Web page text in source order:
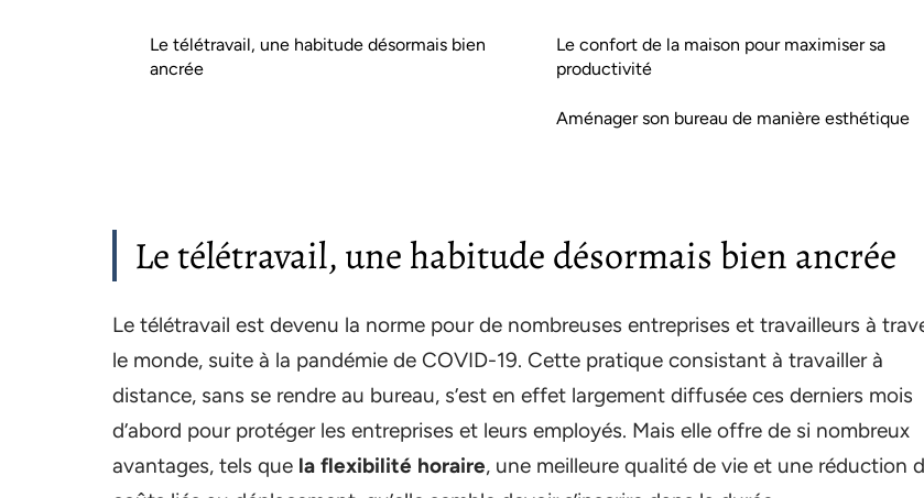
Le télétravail, une habitude désormais bien
ancrée
Le confort de la maison pour maximiser sa
productivité
Aménager son bureau de manière esthétique
Le télétravail, une habitude désormais bien ancrée
Le télétravail est devenu la norme pour de nombreuses entreprises et travailleurs à
le monde, suite à la pandémie de COVID-19. Cette pratique consistant à travailler à
distance, sans se rendre au bureau, s’est en effet largement diffusée ces derniers mois
d’abord pour protéger les entreprises et leurs employés. Mais elle offre de si nombreux
avantages, tels que la flexibilité horaire, une meilleure qualité de vie et une réduction